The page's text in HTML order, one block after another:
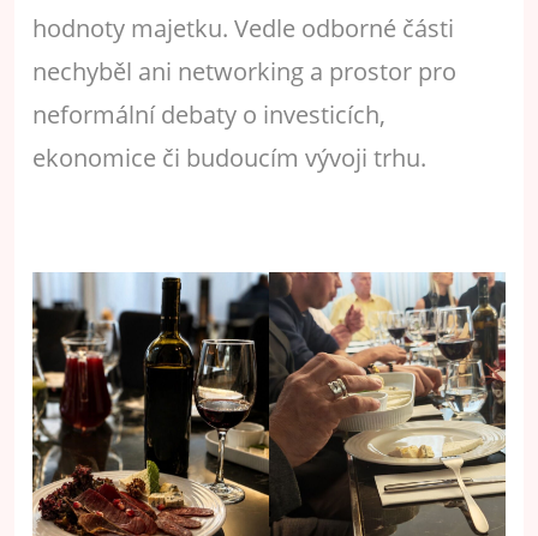
hodnoty majetku. Vedle odborné části
nechyběl ani networking a prostor pro
neformální debaty o investicích,
ekonomice či budoucím vývoji trhu.